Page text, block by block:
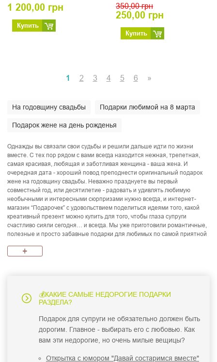
1 200,00 грн
Купить
350,00 грн
250,00 грн
Купить
1 2 3 4 5 6 »
На годовщину свадьбы Подарки любимой на 8 марта
Подарок жене на день рожденья
Однажды вы связали свои судьбы и решили дальше идти по жизни
вместе. С тех пор рядом с вами всегда находится нежная, трепетная,
самая красивая, любящая и заботливая женщина - ваша жена. И
очередная дата - хороший повод преподнести оригинальный подарок
жене на годовщину свадьбы. Неважно празднуете вы первый
совместный год, или десятилетие - радовать и удивлять любимую
необычными и интересными сюрпризами нужно всегда, и интернет-
магазин “Подарочек” с удовольствием поделиться идеями того, какой
креативный презент можно купить для того, чтобы глаза супруги
счастливо сияли сегодня… и всегда. Мы уже приготовили романтичные,
полезные и просто забавные подарки для любимых по самой приятной
Что подарить жене на первую
Можно, конечно, говорить о том, что отношения молодой пары еще
непрочны, как ситец, но народная молва связывает название с
к износу ситцевого постельного белья до состояния марли…
в первую очередь на первую годовщину принято дарить недорогие
вещицы из ткани и удачный подарок жене на год свадьбы -
прикольный фартук "Чулочки", в котором она будет выглядеть
+
💰КАКИЕ САМЫЕ НЕДОРОГИЕ ПОДАРКИ
РАЗДЕЛА?
Подарок для супруги не обязательно должен быть
дорогим. Главное - выбирать его с любовью. Как
вам эти недорогие, но очень милые вещицы?
Открытка с юмором "Давай состаримся вместе"